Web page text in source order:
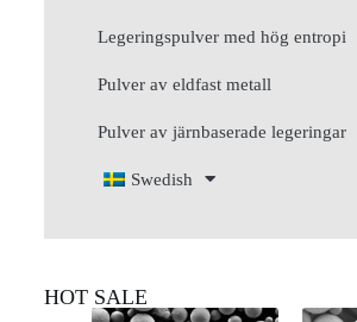
Legeringspulver med hög entropi
Pulver av eldfast metall
Pulver av järnbaserade legeringar
Swedish
HOT SALE